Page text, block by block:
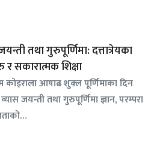
तथा गुरुपूर्णिमा: दत्तात्रेयका
सकारात्मक शिक्षा
कोइराला आषाढ शुक्ल पूर्णिमाका दिन
जयन्ती तथा गुरुपूर्णिमा ज्ञान, परम्परा